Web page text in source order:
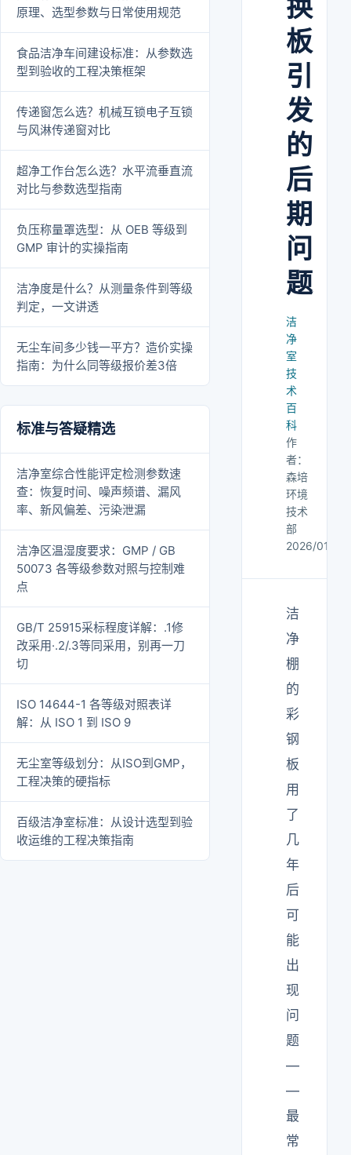
原理、选型参数与日常使用规范
食品洁净车间建设标准：从参数选
型到验收的工程决策框架
传递窗怎么选？机械互锁电子互锁
与风淋传递窗对比
超净工作台怎么选？水平流垂直流
对比与参数选型指南
负压称量罩选型：从 OEB 等级到
GMP 审计的实操指南
洁净度是什么？从测量条件到等级
判定，一文讲透
无尘车间多少钱一平方？造价实操
指南：为什么同等级报价差3倍
标准与答疑精选
洁净室综合性能评定检测参数速
查：恢复时间、噪声频谱、漏风
率、新风偏差、污染泄漏
洁净区温湿度要求：GMP / GB
50073 各等级参数对照与控制难
点
GB/T 25915采标程度详解：.1修
改采用·.2/.3等同采用，别再一刀
切
ISO 14644-1 各等级对照表详
解：从 ISO 1 到 ISO 9
无尘室等级划分：从ISO到GMP，
工程决策的硬指标
百级洁净室标准：从设计选型到验
收运维的工程决策指南
换
板
引
发
的
后
期
问
题
洁
净
室
技
术
百
科
作
者：
森培
环境
技术
部
2026/01/02
洁
净
棚
的
彩
钢
板
用
了
几
年
后
可
能
出
现
问
题
—
—
最
常